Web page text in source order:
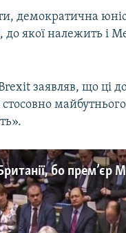
демократична
до якої належить і
заявляв, що ці
стосовно